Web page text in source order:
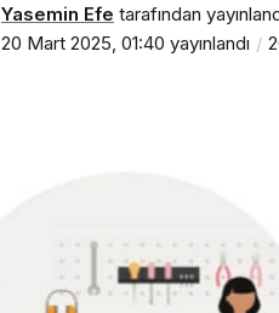
Yasemin Efe tarafından
20 Mart 2025, 01:40 yayınlandı